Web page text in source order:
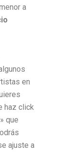
a
en
haz click
que
ajuste a